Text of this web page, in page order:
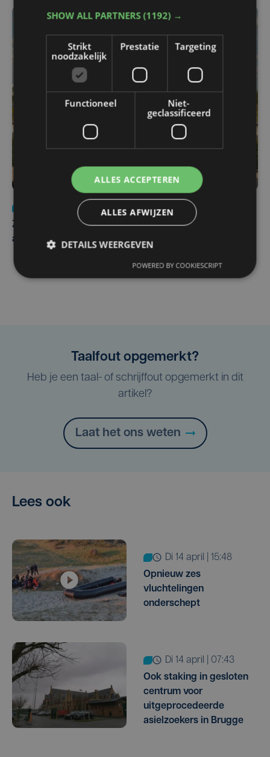
Update
za 1 augustus | 17:21
Zwaar ongeval op E403 in Izegem: drie rijstroken
afgesloten
Taalfout opgemerkt?
Heb je een taal- of schrijffout opgemerkt in dit
artikel?
Laat het ons weten
Lees ook
di 14 april | 15:48
Opnieuw zes
vluchtelingen
onderschept
di 14 april | 07:43
Ook staking in gesloten
centrum voor
uitgeprocedeerde
asielzoekers in Brugge
SHOW ALL PARTNERS(1192) →
Strikt
noodzakelijk
Prestatie Targeting
Functioneel
Niet-
geclassificeerd
ALLES ACCEPTEREN
ALLES AFWIJZEN
DETAILS WEERGEVEN
POWERED BY COOKIESCRIPT